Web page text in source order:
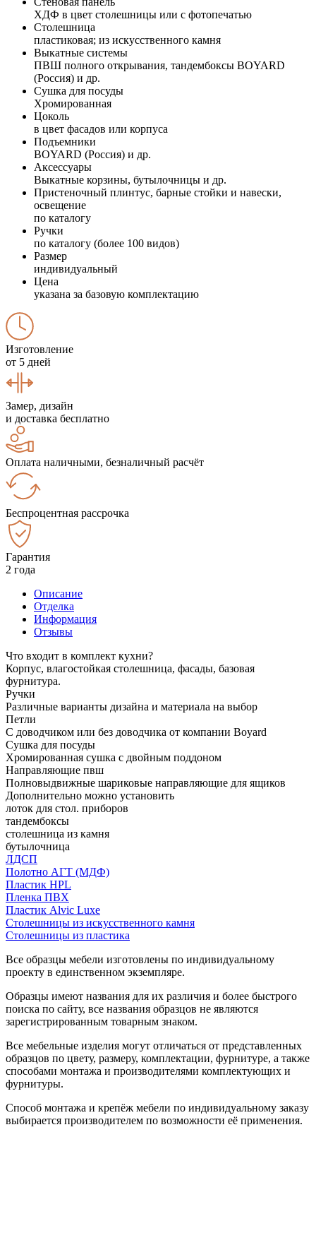
ХДФ в цвет столешницы или с фотопечатью
Столешница
пластиковая; из искусственного камня
Выкатные системы
ПВШ полного открывания, тандембоксы BOYARD
(Россия) и др.
Сушка для посуды
Хромированная
Цоколь
в цвет фасадов или корпуса
Подъемники
BOYARD (Россия) и др.
Аксессуары
Выкатные корзины, бутылочницы и др.
Пристеночный плинтус, барные стойки и навески,
освещение
по каталогу
Ручки
по каталогу (более 100 видов)
Размер
индивидуальный
Цена
указана за базовую комплектацию
Изготовление
от 5 дней
Замер, дизайн
и доставка бесплатно
Оплата наличными, безналичный расчёт
Беспроцентная рассрочка
Гарантия
2 года
Описание
Отделка
Информация
Отзывы
Что входит в комплект кухни?
Корпус, влагостойкая столешница, фасады, базовая
фурнитура.
Ручки
Различные варианты дизайна и материала на выбор
Петли
С доводчиком или без доводчика от компании Boyard
Сушка для посуды
Хромированная сушка с двойным поддоном
Направляющие пвш
Полновыдвижные шариковые направляющие для ящиков
Дополнительно можно установить
лоток для стол. приборов
тандембоксы
столешница из камня
бутылочница
ЛДСП
Полотно АГТ (МДФ)
Пластик HPL
Пленка ПВХ
Пластик Alvic Luxe
Столешницы из искусственного камня
Столешницы из пластика
Все образцы мебели изготовлены по индивидуальному
проекту в единственном экземпляре.
Образцы имеют названия для их различия и более быстрого
поиска по сайту, все названия образцов не являются
зарегистрированным товарным знаком.
Все мебельные изделия могут отличаться от представленных
образцов по цвету, размеру, комплектации, фурнитуре, а также
способами монтажа и производителями комплектующих и
фурнитуры.
Способ монтажа и крепёж мебели по индивидуальному заказу
выбирается производителем по возможности её применения.